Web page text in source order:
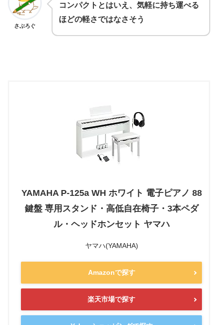
さぶろぐ
コンパクトとはいえ、気軽に持ち運べる
ほどの軽さではなさそう
YAMAHA P-125a WH ホワイト 電子ピアノ 88
鍵盤 専用スタンド・高低自在椅子・3本ペダ
ル・ヘッドホンセット ヤマハ
ヤマハ(YAMAHA)
Amazonで探す
楽天市場で探す